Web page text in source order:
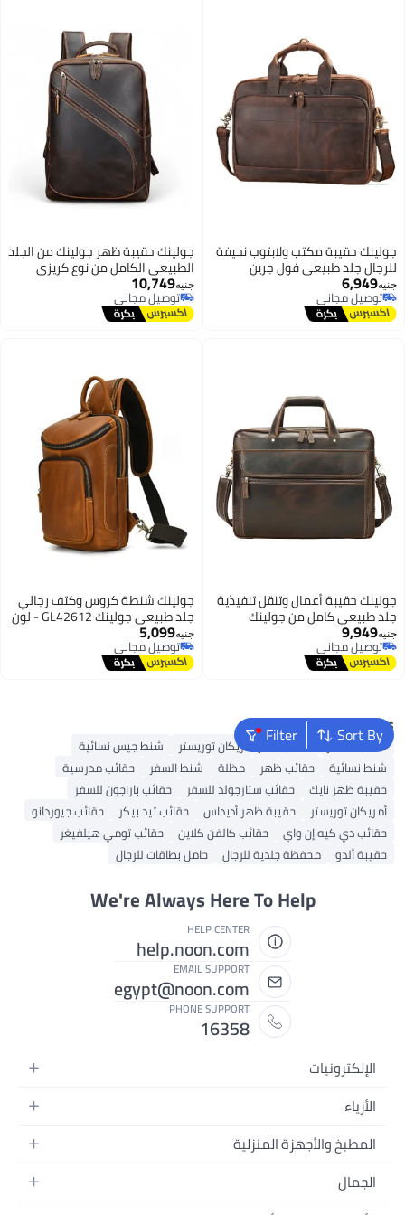
2
جولينك حقيبة مكتب ولابتوب نحيفة
للرجال جلد طبيعي فول جرين
جولينك GL52632 - شنطة أعمال
كلاسيكية بتصميم مبسط
جنيه6,949
توصيل مجاني
توصيل مجاني
جولينك حقيبة ظهر جولينك من الجلد
الطبيعي الكامل من نوع كريزي
هورس، حقيبة ظهر كبيرة عتيقة
للسفر وحمل الكمبيوتر المحمول
للرجال موديل GL12662
جنيه10,749
توصيل مجاني
توصيل مجاني
جولينك حقيبة أعمال وتنقل تنفيذية
جلد طبيعي كامل من جولينك
GL12612 - شنطة لابتوب ومكتب
كبرى متعددة المقصورات
جنيه9,949
توصيل مجاني
توصيل مجاني 2
جولينك شنطة كروس وكتف رجالي
جلد طبيعي جولينك GL42612 - لون
جملي
جنيه5,099
توصيل مجاني
توصيل مجاني
Sort By
FilterPopular Searches
حقائب السفر حقائب سفر أمريكان توريستر
شنط جيس نسائية
شنط نسائية
حقائب ظهر مظلة شنط السفر
حقائب مدرسية
حقيبة ظهر نايك
حقائب ستارجولد للسفر
حقائب باراجون للسفر
أمريكان توريستر
حقيبة ظهر أديداس حقائب تيد بيكر
حقائب جيوردانو
حقائب دي كيه إن واي
حقائب كالفن كلاين
حقائب تومي هيلفيغر
حقيبة ألدو
محفظة جلدية للرجال حامل بطاقات للرجال
We're Always Here To Help
HELP CENTER
help.noon.com
EMAIL SUPPORT
egypt@noon.com
PHONE SUPPORT
16358
الإلكترونيات
الهواتف المتحركة
أجهزة الكمبيوتر المحمولة
الأجهزة المنزلية
الأزياء
أزياء نسائية
أزياء البنات
المطبخ والأجهزة المنزلية
المطبخ وأدوات الطعام
الجمال